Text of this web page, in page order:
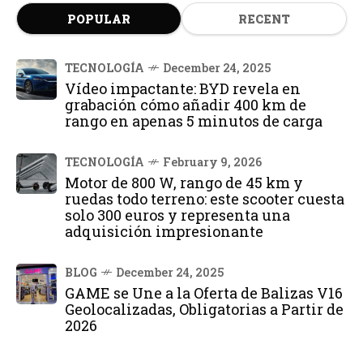
POPULAR RECENT
TECNOLOGÍA December 24, 2025
Vídeo impactante: BYD revela en
grabación cómo añadir 400 km de
rango en apenas 5 minutos de carga
TECNOLOGÍA February 9, 2026
Motor de 800 W, rango de 45 km y
ruedas todo terreno: este scooter cuesta
solo 300 euros y representa una
adquisición impresionante
BLOG December 24, 2025
GAME se Une a la Oferta de Balizas V16
Geolocalizadas, Obligatorias a Partir de
2026